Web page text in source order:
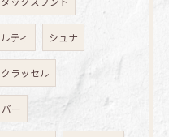
ティ シュナ
ラッセル
ー